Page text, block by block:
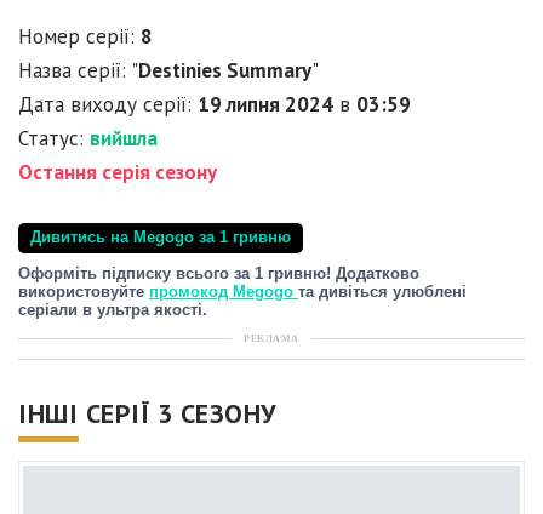
Номер серії: 8
Назва серії: "Destinies Summary"
Дата виходу серії: 19 липня 2024 в 03:59
Статус: вийшла
Остання серія сезону
Дивитись на Megogo за 1 гривню
Оформіть підписку всього за 1 гривню! Додатково
використовуйте промокод Megogo та дивіться улюблені
серіали в ультра якості.
РЕКЛАМА
ІНШІ СЕРІЇ 3 СЕЗОНУ